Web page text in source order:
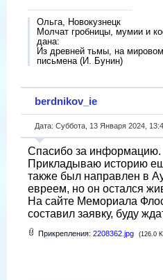
Ольга, Новокузнецк
Молчат гробницы, мумии и
дана:
Из древней тьмы, на
письмена (И. Бунин)
berdnikov_ie
Дата: Суббота, 13 Января 2024,
Спасибо за информацию.
Прикладываю историю
также был направлен в
евреем, но он остался
На сайте Мемориала
составил заявку, буду
Прикрепления: 2208362.jpg (126.0